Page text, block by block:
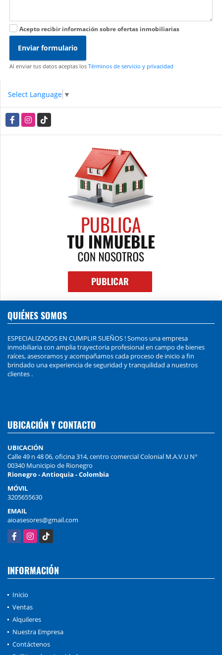
Acepto recibir información sobre ofertas inmobiliarias
Enviar formulario
Al enviar tus datos aceptas los Términos de servicio y privacidad
Select Language ▼
FacebookInstagram
TikTok
QUIÉNES SOMOS
ESPECIALIZADOS EN CUMPLIR SUEÑOS ! Somos una empresa
inmobiliaria con amplia trayectoria profesional en campo de bienes
raíces, asesoramos y acompañamos cada proceso de inicio a fin
brindado una experiencia de seguridad y tranquilidad a nuestros
clientes .
UBICACIÓN Y CONTACTO
UBICACIÓN
Calle 49 n 48 06, oficina 314, centro comercial Colonial M.A.V.U N°
00340 Municipio de Rionegro
Rionegro - Antioquia - Colombia
MÓVIL
3205655630
EMAIL
aioasesores@gmail.com
FacebookInstagram
TikTok
INFORMACIÓN
Inicio
Ventas
Alquileres
Nuestra Empresa
Contáctenos